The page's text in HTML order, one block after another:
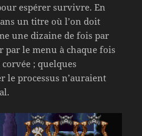
espérer survivre. En
un titre où l’on doit
une dizaine de fois par
par le menu à chaque fois
; quelques
le processus n’auraient